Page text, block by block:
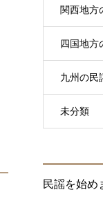
関西地方
四国地方
九州の民
未分類
民謡を始め